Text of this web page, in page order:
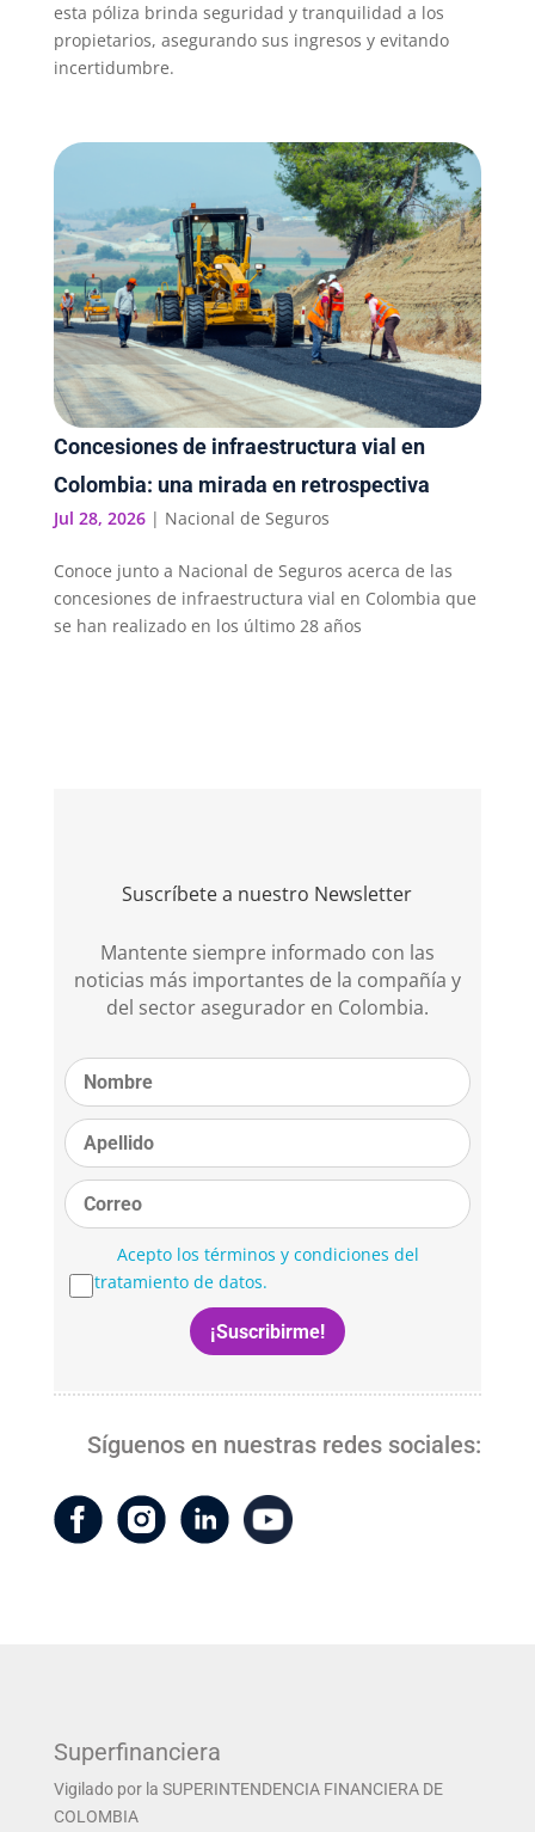
esta póliza brinda seguridad y tranquilidad a los
propietarios, asegurando sus ingresos y evitando
incertidumbre.
Concesiones de infraestructura vial en
Colombia: una mirada en retrospectiva
Jul 28, 2026| Nacional de Seguros
Conoce junto a Nacional de Seguros acerca de las
concesiones de infraestructura vial en Colombia que
se han realizado en los último 28 años
Suscríbete a nuestro Newsletter
Mantente siempre informado con las
noticias más importantes de la compañía y
del sector asegurador en Colombia.
Acepto los términos y condiciones del
tratamiento de datos.
Síguenos en nuestras redes sociales:
Superfinanciera
Vigilado por la SUPERINTENDENCIA FINANCIERA DE
COLOMBIA